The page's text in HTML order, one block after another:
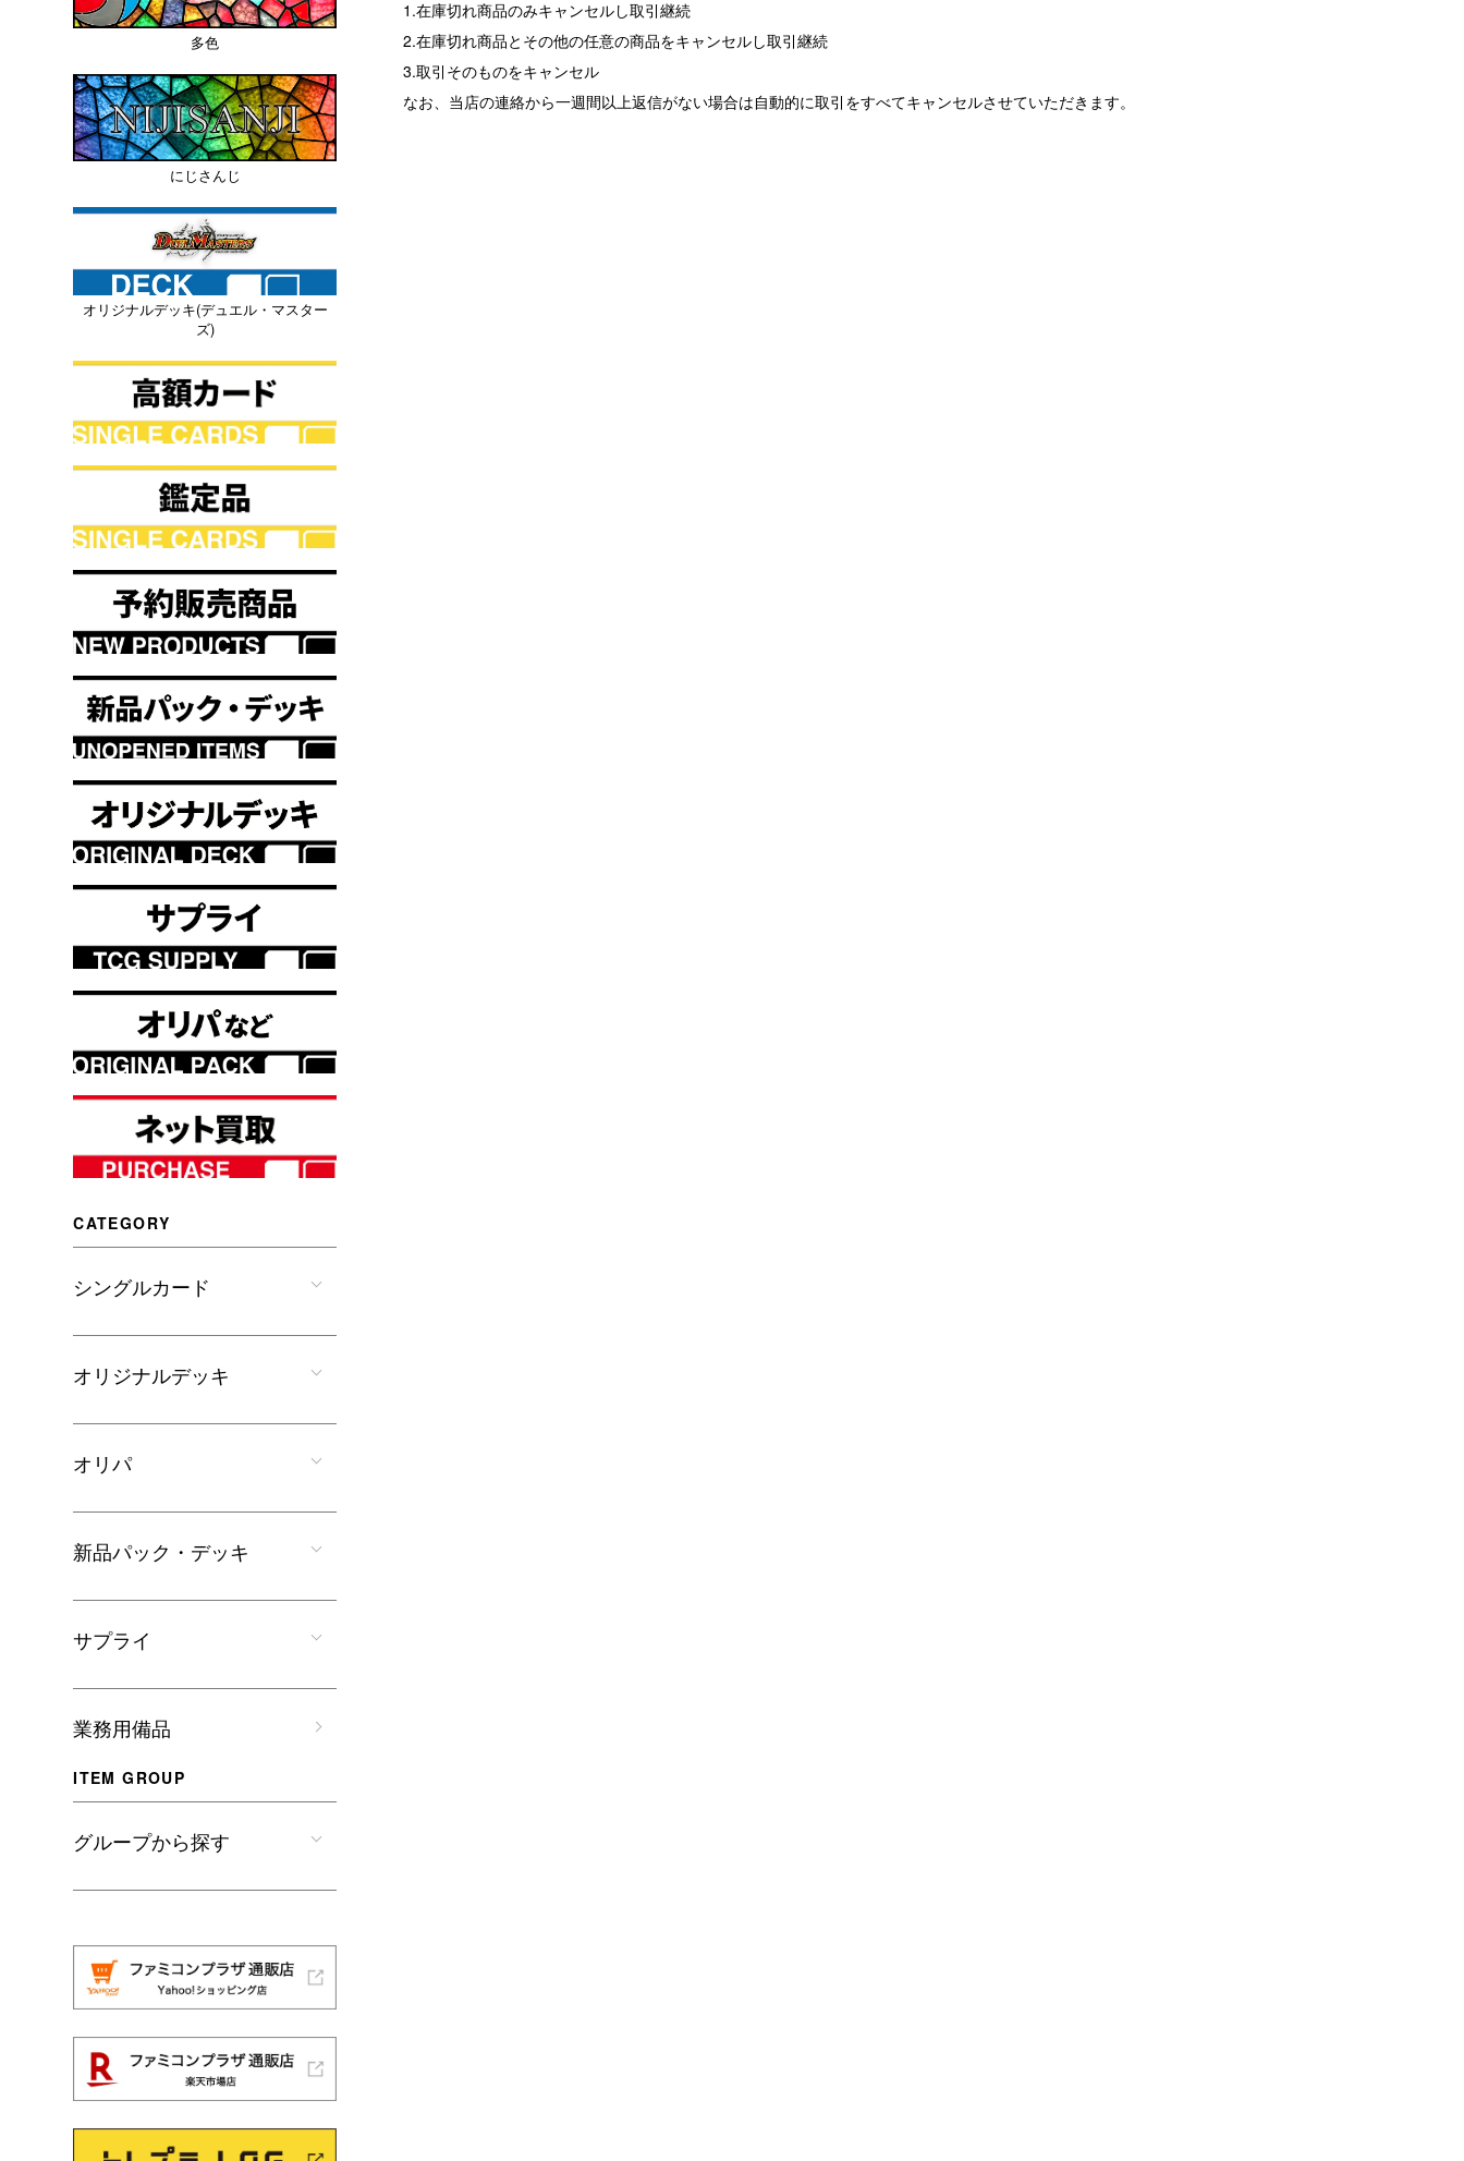
1.在庫切れ商品のみキャンセルし取引継続
2.在庫切れ商品とその他の任意の商品をキャンセルし取引継続
3.取引そのものをキャンセル
なお、当店の連絡から一週間以上返信がない場合は自動的に取引をすべてキャンセルさせていただきます。
多色
にじさんじ
オリジナルデッキ(デュエル・マスター
ズ)
CATEGORY
シングルカード
オリジナルデッキ
オリパ
新品パック・デッキ
サプライ
業務用備品
ITEM GROUP
グループから探す